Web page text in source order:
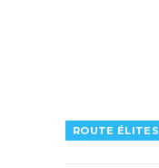
ROUTE ÉLITES